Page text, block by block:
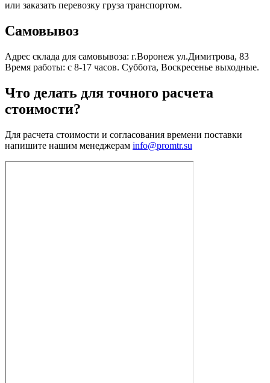
или заказать перевозку груза транспортом.
Самовывоз
Адрес склада для самовывоза: г.Воронеж ул.Димитрова, 83
Время работы: с 8-17 часов. Суббота, Воскресенье выходные.
Что делать для точного расчета
стоимости?
Для расчета стоимости и согласования времени поставки
напишите нашим менеджерам info@promtr.su